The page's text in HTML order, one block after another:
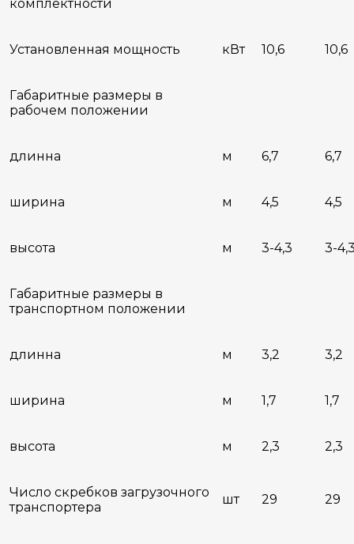
комплектности
Установленная мощность кВт 10,6 10,6
Габаритные размеры в
рабочем положении
длинна м 6,7 6,7
ширина м 4,5 4,5
высота м 3-4,3 3-
Габаритные размеры в
транспортном положении
длинна м 3,2 3,2
ширина м 1,7 1,7
высота м 2,3 2,3
Число скребков загрузочного
транспортера
шт 29 29